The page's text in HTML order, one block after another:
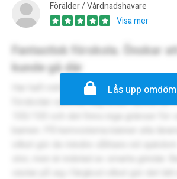
Förälder / Vårdnadshavare
Visa mer
Fantastisk förskola. Önskar
kunde gå där
Har haft mitt barn här i över två år och
förskolan varenda dag under denna tid.
Lås upp